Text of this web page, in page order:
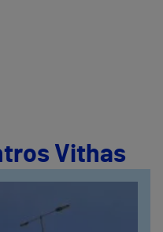
Vithas